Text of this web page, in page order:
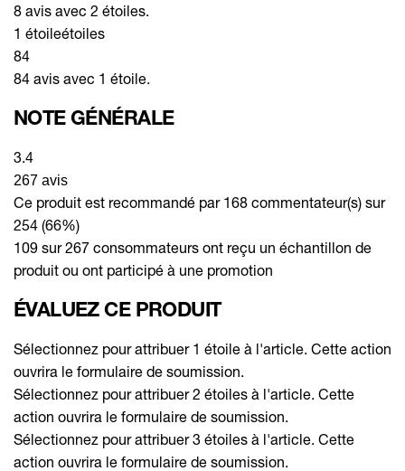
8 avis avec 2 étoiles.
1 étoileétoiles
84
84 avis avec 1 étoile.
NOTE GÉNÉRALE
3.4
267 avis
Ce produit est recommandé par 168 commentateur(s) sur
254 (66%)
109 sur 267 consommateurs ont reçu un échantillon de
produit ou ont participé à une promotion
ÉVALUEZ CE PRODUIT
Sélectionnez pour attribuer 1 étoile à l'article. Cette action
ouvrira le formulaire de soumission.
Sélectionnez pour attribuer 2 étoiles à l'article. Cette
action ouvrira le formulaire de soumission.
Sélectionnez pour attribuer 3 étoiles à l'article. Cette
action ouvrira le formulaire de soumission.